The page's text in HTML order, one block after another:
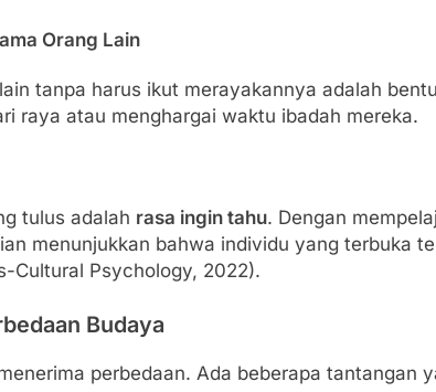
Orang Lain
tanpa harus ikut merayakannya adalah
raya atau menghargai waktu ibadah mereka.
tulus adalah rasa ingin tahu. Dengan
menunjukkan bahwa individu yang terbuka
Cultural Psychology, 2022).
Budaya
perbedaan. Ada beberapa tantangan